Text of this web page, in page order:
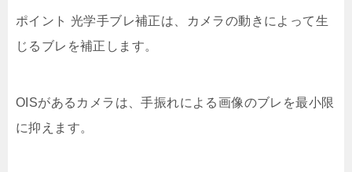
ポイント 光学手ブレ補正は、カメラの動きによって生
じるブレを補正します。
OISがあるカメラは、手振れによる画像のブレを最小限
に抑えます。